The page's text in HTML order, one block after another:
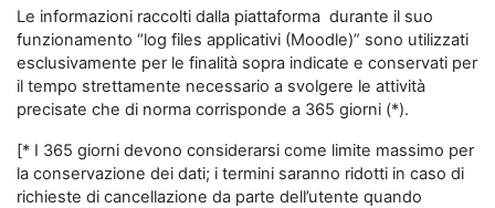
Le informazioni raccolti dalla piattaforma durante il suo
funzionamento “log files applicativi (Moodle)” sono utilizzati
esclusivamente per le finalità sopra indicate e conservati per
il tempo strettamente necessario a svolgere le attività
precisate che di norma corrisponde a 365 giorni (*).
[* I 365 giorni devono considerarsi come limite massimo per
la conservazione dei dati; i termini saranno ridotti in caso di
richieste di cancellazione da parte dell’utente quando